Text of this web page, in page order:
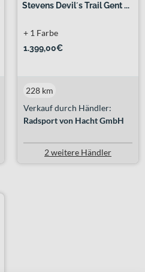
Stevens Devil´s Trail Gent ...
1.399,00€
+ 1 Farbe
Verkauf durch Händler:
Radsport von Hacht GmbH
228 km
2 weitere Händler